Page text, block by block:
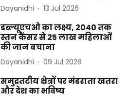
Dayanidhi 13 Jul 2026
डब्ल्यूएचओ का लक्ष्य, 2040 तक
स्तन कैंसर से 25 लाख महिलाओं
की जान बचाना
Dayanidhi 09 Jul 2026
समुद्रतटीय क्षेत्रों पर मंडराता खतरा
और देश का भविष्य